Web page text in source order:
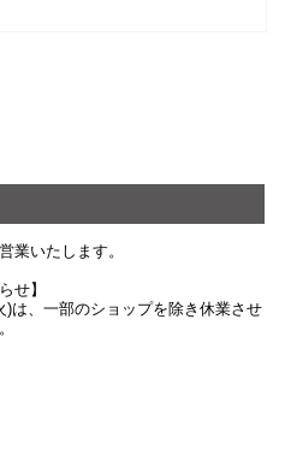
業いたします。
せ】
)は、一部のショップを除き休業させ